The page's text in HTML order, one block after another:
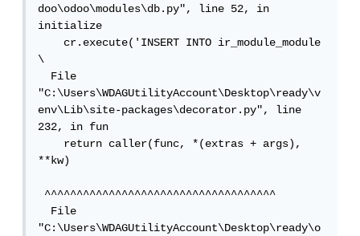
doo\odoo\modules\db.py", line 52, in
initialize
cr.execute('INSERT INTO ir_module_module
\
File
"C:\Users\WDAGUtilityAccount\Desktop\ready\v
env\Lib\site-packages\decorator.py", line
232, in fun
return caller(func, *(extras + args),
**kw)
^^^^^^^^^^^^^^^^^^^^^^^^^^^^^^^^^^^^
File
"C:\Users\WDAGUtilityAccount\Desktop\ready\o